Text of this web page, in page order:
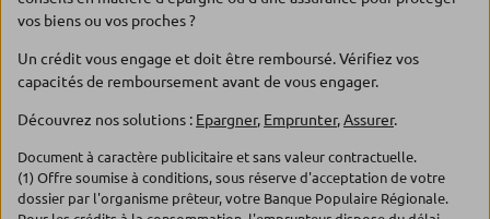
vos biens ou vos proches ?
Un crédit vous engage et doit être remboursé. Vérifiez vos
capacités de remboursement avant de vous engager.
Découvrez nos solutions : Epargner, Emprunter,Assurer.
Document à caractère publicitaire et sans valeur contractuelle.
(1) Offre soumise à conditions, sous réserve d'acceptation de votre
dossier par l'organisme prêteur, votre Banque Populaire Régionale.